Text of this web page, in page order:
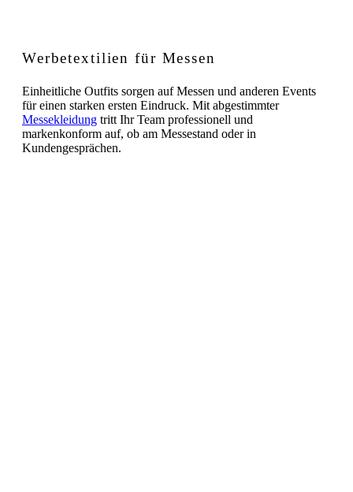
Werbetextilien für Messen
Einheitliche Outfits sorgen auf Messen und anderen Events
für einen starken ersten Eindruck. Mit abgestimmter
Messekleidung tritt Ihr Team professionell und
markenkonform auf, ob am Messestand oder in
Kundengesprächen.